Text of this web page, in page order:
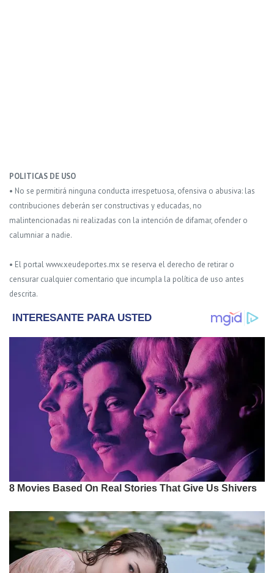
POLITICAS DE USO
• No se permitirá ninguna conducta irrespetuosa, ofensiva o abusiva: las
contribuciones deberán ser constructivas y educadas, no
malintencionadas ni realizadas con la intención de difamar, ofender o
calumniar a nadie.
• El portal www.xeudeportes.mx se reserva el derecho de retirar o
censurar cualquier comentario que incumpla la política de uso antes
descrita.